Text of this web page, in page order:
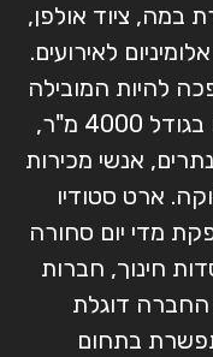
במה, ציוד אולפן,
לאירועים.
משנת 1994 והפכה להיות המובילה
בתחומה. ברשותנו מרלו"ג עצום בגודל 4000 מ"ר,
אנשי מכירות
ארט סטודיו
מדי יום סחורה
חינוך, חברות
החברה דוגלת
בתחום